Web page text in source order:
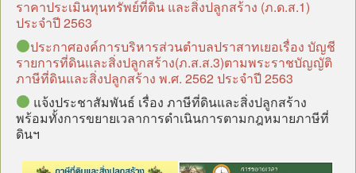
ราคาประเมินทุนทรัพย์ที่ดิน และสิ่งปลูกสร้าง (ภ.ด.ส.1)
ประจำปี 2563
ประกาศองค์การบริหารส่วนตำบลปราสาทเยอเรื่อง บัญชี
รายการที่ดินและสิ่งปลูกสร้าง(ภ.ส.ส.3)ตามพระราชบัญญัติ
ภาษีที่ดินและสิ่งปลูกสร้าง พ.ศ. 2562 ประจำปี 2563
แจ้งประชาสัมพันธ์ เรื่อง ภาษีที่ดินและสิ่งปลูกสร้าง
พร้อมทั้งการขยายเวลาการดำเนินการตามกฎหมายภาษีที่
ดินฯ